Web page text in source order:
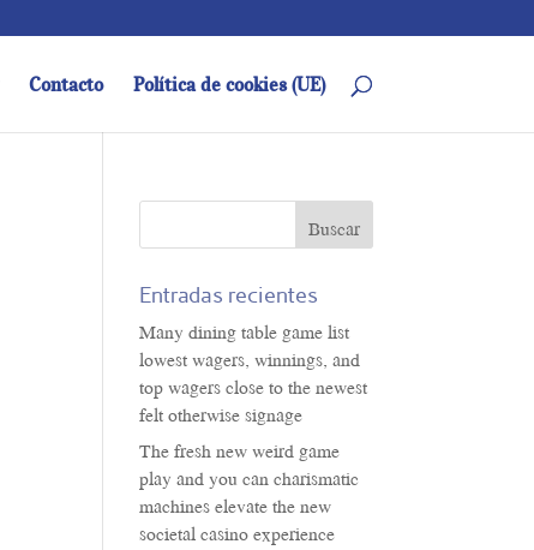
Contacto Política de cookies (UE)
Entradas recientes
Many dining table game list
lowest wagers, winnings, and
top wagers close to the newest
felt otherwise signage
The fresh new weird game
play and you can charismatic
machines elevate the new
societal casino experience